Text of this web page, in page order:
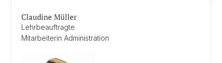
Claudine Müller
Lehrbeauftragte
Mitarbeiterin Administration